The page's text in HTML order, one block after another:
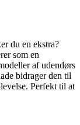
du en ekstra?
som en
af udendørs
bidrager den til
Perfekt til at